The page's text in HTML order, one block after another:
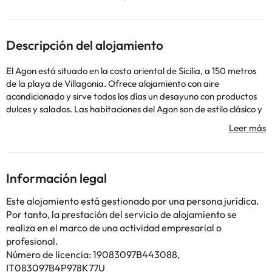
Descripción del alojamiento
El Agon está situado en la costa oriental de Sicilia, a 150 metros
de la playa de Villagonia. Ofrece alojamiento con aire
acondicionado y sirve todos los días un desayuno con productos
dulces y salados. Las habitaciones del Agon son de estilo clásico y
cuentan con conexión Wi-Fi gratuita, TV de pantalla plana y
hervidor de agua eléctrico. El baño privado incluye secador de
ofrece conexiones con el aeropuerto de Catania. Taormina
queda a 10 minutos en coche.
Se ruega a los huéspedes que informen al establecimiento de su
horario previsto de llegada. Para ello se puede usar el apartado
de peticiones especiales del formulario de reserva o contactar
con el establecimiento. La ropa de cama y las toallas se cambian
cada 2 o 3 días.Informa a con antelación de tu hora prevista de
llegada. Para ello, puedes utilizar el apartado de peticiones
Información legal
Este alojamiento está gestionado por una persona jurídica.
Por tanto, la prestación del servicio de alojamiento se
realiza en el marco de una actividad empresarial o
profesional.
Número de licencia: 19083097B443088,
IT083097B4P978K77U